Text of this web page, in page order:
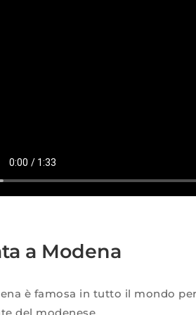
a Modena
è famosa in tutto il mondo